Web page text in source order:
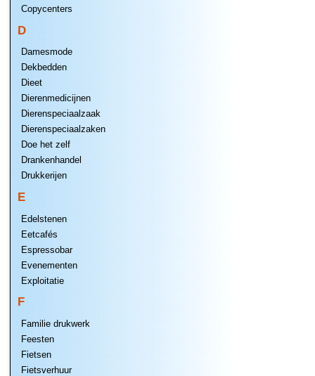
Copycenters
D
Damesmode
Dekbedden
Dieet
Dierenmedicijnen
Dierenspeciaalzaak
Dierenspeciaalzaken
Doe het zelf
Drankenhandel
Drukkerijen
E
Edelstenen
Eetcafés
Espressobar
Evenementen
Exploitatie
F
Familie drukwerk
Feesten
Fietsen
Fietsverhuur